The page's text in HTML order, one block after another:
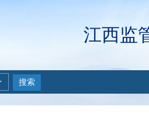
江西监
搜索